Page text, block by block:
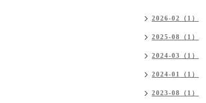
2026-02（1）
2025-08（1）
2024-03（1）
2024-01（1）
2023-08（1）